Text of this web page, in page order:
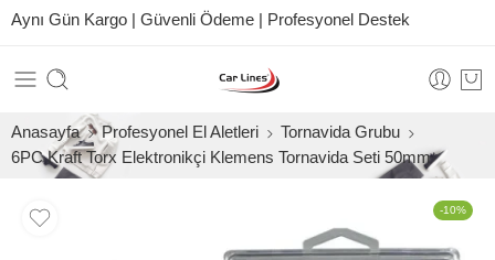
Aynı Gün Kargo | Güvenli Ödeme | Profesyonel Destek
Anasayfa Profesyonel El Aletleri
Tornavida Grubu
6PC Kraft Torx Elektronikçi Klemens Tornavida Seti 50mm
-10%